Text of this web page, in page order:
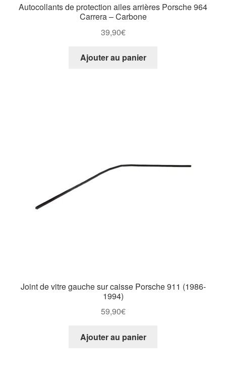
Autocollants de protection ailes arrières Porsche 964
Carrera – Carbone
39,90€
Ajouter au panier
Joint de vitre gauche sur caisse Porsche 911 (1986-
1994)
59,90€
Ajouter au panier